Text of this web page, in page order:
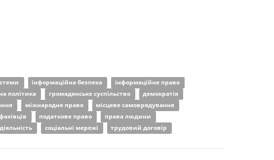
інформаційна безпека
інформаційне право
політика громадянське суспільство
демократія
міжнародне право
місцеве самоврядування
податкове право
права людини
соціальні мережі
трудовий договір